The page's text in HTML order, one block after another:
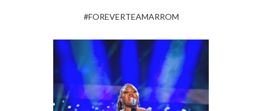
#FOREVERTEAMARROM